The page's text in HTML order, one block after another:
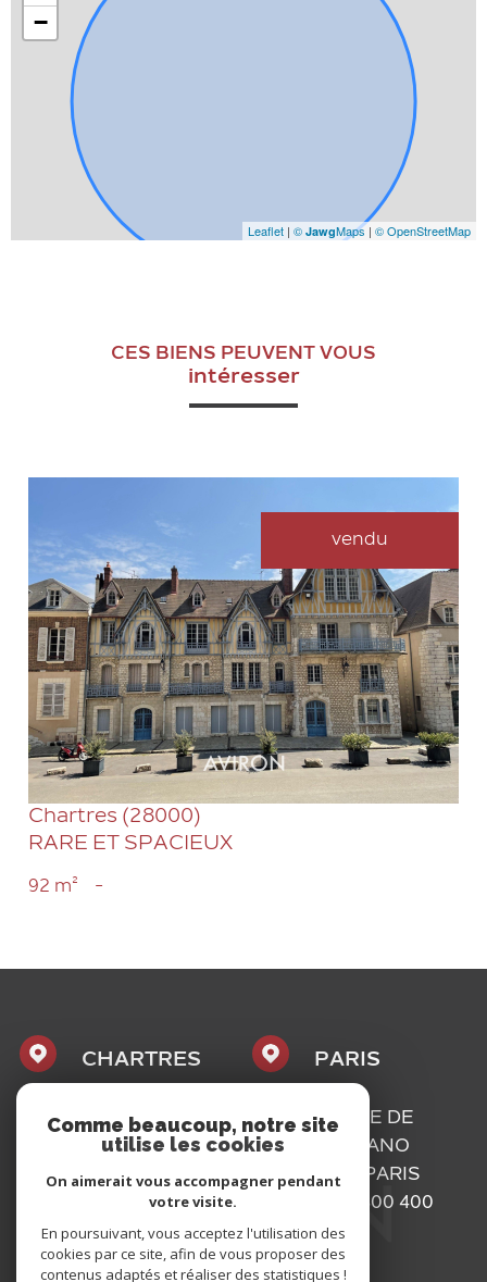
−
Leaflet | © JawgMaps| © OpenStreetMap
CES BIENS PEUVENT VOUS
intéresser
vendu
VOIR LE BIEN
Chartres (28000)
RARE ET SPACIEUX
92 m² -
CHARTRES
02 37 300 400
1, PLACE
MAURICE
CAZALIS
CHARTRES
PARIS
01 73 300 400
16, RUE DE
BASSANO
75116
PARIS
Comme beaucoup, notre site
utilise les cookies
On aimerait vous accompagner pendant
votre visite.
En poursuivant, vous acceptez l'utilisation des
cookies par ce site, afin de vous proposer des
contenus adaptés et réaliser des statistiques !